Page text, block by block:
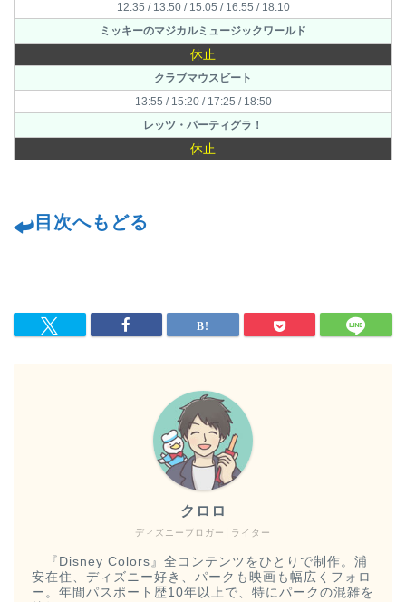
12:35 / 13:50 / 15:05 / 16:55 / 18:10
ミッキーのマジカルミュージックワールド
休止
クラブマウスビート
13:55 / 15:20 / 17:25 / 18:50
レッツ・パーティグラ！
休止
目次へもどる
ディズニーブロガー│ライター
クロロ
『Disney Colors』全コンテンツをひとりで制作。浦
安在住、ディズニー好き、パークも映画も幅広くフォロ
ー。年間パスポート歴10年以上で、特にパークの混雑を